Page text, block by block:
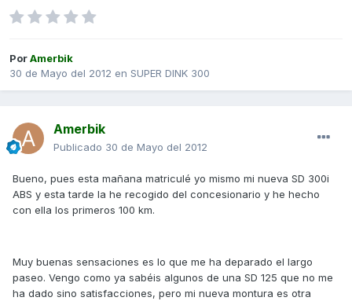
PorAmerbik
30 de Mayo del 2012 en SUPER DINK 300
Amerbik
Publicado 30 de Mayo del 2012
Bueno, pues esta mañana matriculé yo mismo mi nueva SD 300i
ABS y esta tarde la he recogido del concesionario y he hecho
con ella los primeros 100 km.
Muy buenas sensaciones es lo que me ha deparado el largo
paseo. Vengo como ya sabéis algunos de una SD 125 que no me
ha dado sino satisfacciones, pero mi nueva montura es otra